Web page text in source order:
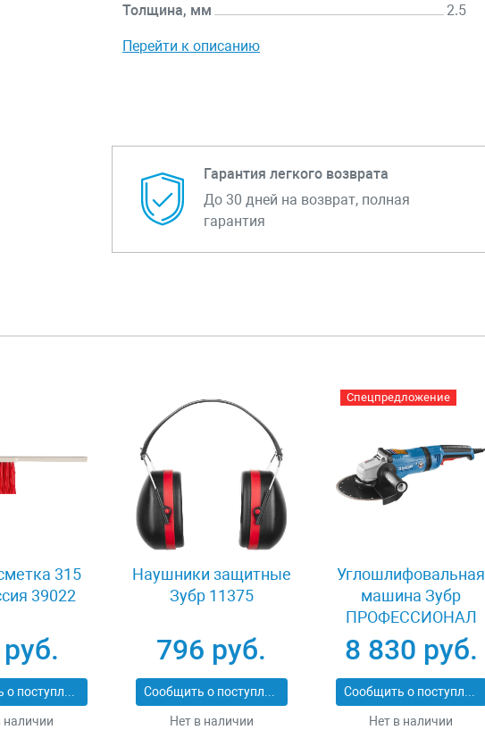
Толщина, мм 2.5
Перейти к описанию
Гарантия легкого возврата
До 30 дней на возврат, полная
гарантия
315
39022
Сообщить о поступлении
наличии
Наушники защитные
Зубр 11375
796 руб.
Сообщить о поступлении
Нет в наличии
Спецпредложение
Углошлифовальная
машина Зубр
ПРОФЕССИОНАЛ
УШМ-П230-2100 ПВ
8 830 руб.
Сообщить о поступлении
Нет в наличии